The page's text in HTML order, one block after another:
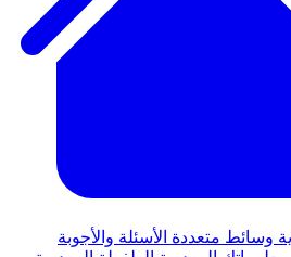
الأسئلة والأجوبة